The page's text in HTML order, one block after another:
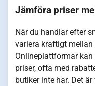
Jämföra priser
När du handlar efter
variera kraftigt
Onlineplattformar
priser, ofta med
butiker inte har. Det